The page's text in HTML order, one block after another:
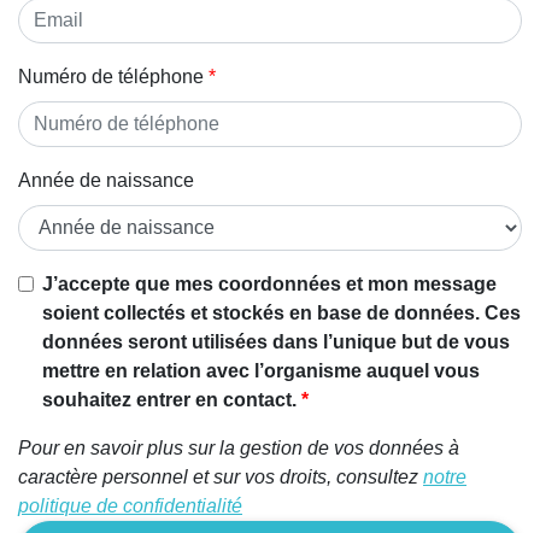
Numéro de téléphone
Année de naissance
J’accepte que mes coordonnées et mon message
soient collectés et stockés en base de données. Ces
données seront utilisées dans l’unique but de vous
mettre en relation avec l’organisme auquel vous
souhaitez entrer en contact.
Pour en savoir plus sur la gestion de vos données à
caractère personnel et sur vos droits, consultez notre
politique de confidentialité